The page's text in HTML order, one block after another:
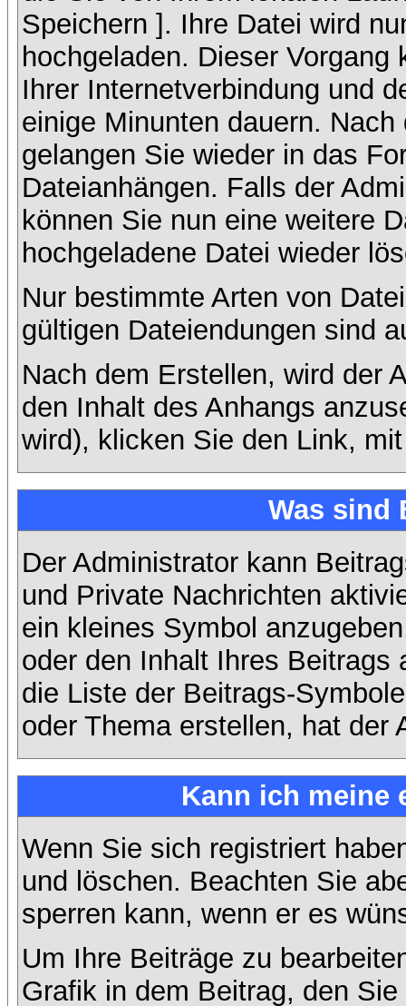
Speichern ]. Ihre Datei wird
hochgeladen. Dieser
Ihrer Internetverbindung und
einige Minunten dauern.
gelangen Sie wieder in das
Dateianhängen. Falls der
können Sie nun eine weitere
hochgeladene Datei wieder
Nur bestimmte Arten von
gültigen Dateiendungen sind
Nach dem Erstellen, wird der
den Inhalt des Anhangs
wird), klicken Sie den Link,
Was sind
Der Administrator kann
und Private Nachrichten
ein kleines Symbol
oder den Inhalt Ihres
die Liste der Beitrags-
oder Thema erstellen, hat der
Kann ich meine
Wenn Sie sich registriert
und löschen. Beachten Sie
sperren kann, wenn er es
Um Ihre Beiträge zu
Grafik in dem Beitrag, den